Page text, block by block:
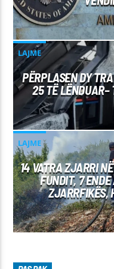
LAJME
PËRPLASEN DY
25 TË LËNDUAR–
LAJME
14 VATRA ZJARRI
FUNDIT, 7
ZJARRFIKËS,